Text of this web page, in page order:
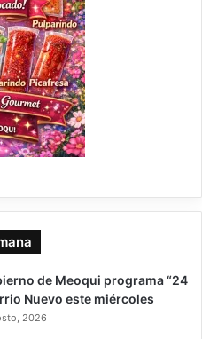
de Meoqui programa “24
Nuevo este miércoles
2026